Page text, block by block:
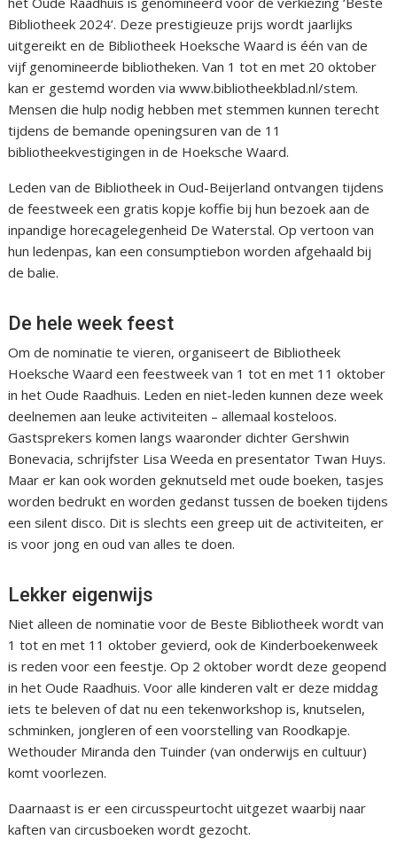
Bibliotheek 2024’. Deze prestigieuze prijs wordt jaarlijks
uitgereikt en de Bibliotheek Hoeksche Waard is één van de
vijf genomineerde bibliotheken. Van 1 tot en met 20 oktober
kan er gestemd worden via www.bibliotheekblad.nl/stem.
Mensen die hulp nodig hebben met stemmen kunnen terecht
tijdens de bemande openingsuren van de 11
bibliotheekvestigingen in de Hoeksche Waard.
Leden van de Bibliotheek in Oud-Beijerland ontvangen tijdens
de feestweek een gratis kopje koffie bij hun bezoek aan de
inpandige horecagelegenheid De Waterstal. Op vertoon van
hun ledenpas, kan een consumptiebon worden afgehaald bij
de balie.
De hele week feest
Om de nominatie te vieren, organiseert de Bibliotheek
Hoeksche Waard een feestweek van 1 tot en met 11 oktober
in het Oude Raadhuis. Leden en niet-leden kunnen deze week
deelnemen aan leuke activiteiten – allemaal kosteloos.
Gastsprekers komen langs waaronder dichter Gershwin
Bonevacia, schrijfster Lisa Weeda en presentator Twan Huys.
Maar er kan ook worden geknutseld met oude boeken, tasjes
worden bedrukt en worden gedanst tussen de boeken tijdens
een silent disco. Dit is slechts een greep uit de activiteiten, er
is voor jong en oud van alles te doen.
Lekker eigenwijs
Niet alleen de nominatie voor de Beste Bibliotheek wordt van
1 tot en met 11 oktober gevierd, ook de Kinderboekenweek
is reden voor een feestje. Op 2 oktober wordt deze geopend
in het Oude Raadhuis. Voor alle kinderen valt er deze middag
iets te beleven of dat nu een tekenworkshop is, knutselen,
schminken, jongleren of een voorstelling van Roodkapje.
Wethouder Miranda den Tuinder (van onderwijs en cultuur)
komt voorlezen.
Daarnaast is er een circusspeurtocht uitgezet waarbij naar
kaften van circusboeken wordt gezocht.